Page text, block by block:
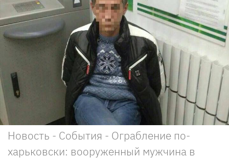
Новость - События - Ограбление по-
харьковски: вооруженный мужчина в